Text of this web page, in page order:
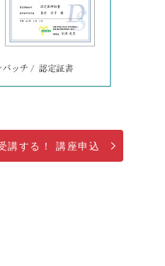
講する！ 講座申込